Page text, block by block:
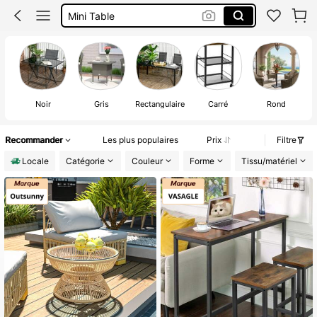
Table Bar
Bureau
Noir Gris Rectangulaire Carré Rond
Recommander Les plus populaires Prix
Filtre
Locale
Catégorie Couleur Forme Tissu/matériel